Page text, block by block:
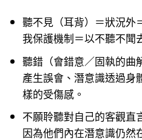
聽不見（耳背）＝狀況外
我保護機制＝以不聽不聞
聽錯（會錯意／固執的曲
產生誤會、潛意識透過身
樣的受傷感。
不願聆聽對自己的客觀直
因為他們內在潛意識仍然